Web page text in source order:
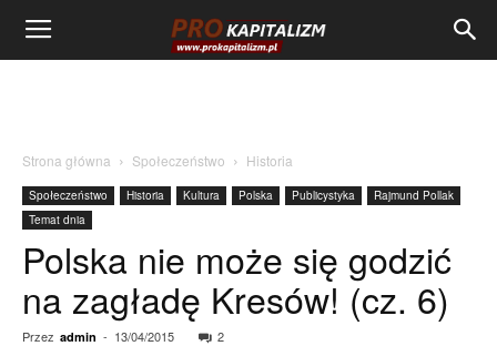
Strona główna Społeczeństwo Historia
Społeczeństwo Historia Kultura Polska Publicystyka
Rajmund Pollak
Temat dnia
Polska nie może się godzić
na zagładę Kresów! (cz. 6)
Przez admin - 13/04/2015 2